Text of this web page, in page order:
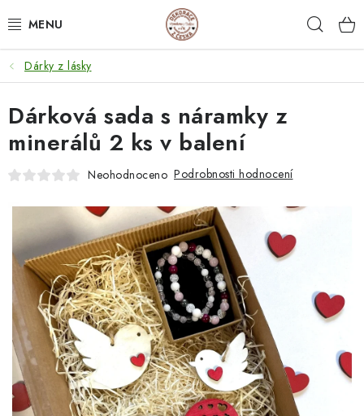
na
NEJPRODÁVANĚJŠÍ
SVATEBNÍ DARY/ DEKORACE 💍
DÁRKOVÉ BOXY A KRABIČKY
PERSONALIZOVANÉ DÁRKY ✨
DÁRKY
DŘEVĚNÉ DEKORACE
SEZÓNNÍ DEKORACE
DÁRKY Z LÁSKY
Dárky z lásky
Dárková sada s náramky z
minerálů 2 ks v balení
Neohodnoceno Podrobnosti hodnocení